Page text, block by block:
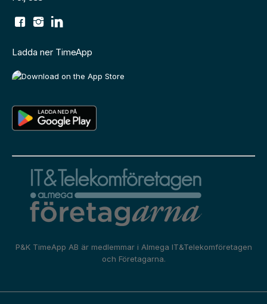
Ladda ner TimeApp
P&K TimeApp AB är medlemmar i Almega IT&Telekomföretagen
och Företagarna.